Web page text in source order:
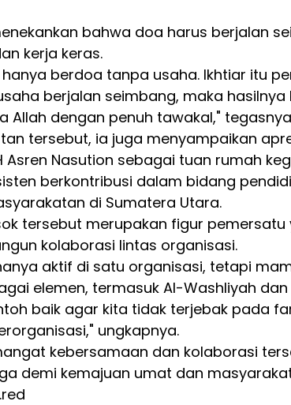
bahwa doa harus berjalan
kerja keras.
berdoa tanpa usaha. Ikhtiar itu
berjalan seimbang, maka hasilnya
Allah dengan penuh tawakal,"
tersebut, ia juga menyampaikan
Asren Nasution sebagai tuan rumah
berkontribusi dalam bidang
di Sumatera Utara.
tersebut merupakan figur pemersatu
kolaborasi lintas organisasi.
aktif di satu organisasi, tetapi
elemen, termasuk Al-Washliyah dan
baik agar kita tidak terjebak pada
ungkapnya.
kebersamaan dan kolaborasi
demi kemajuan umat dan